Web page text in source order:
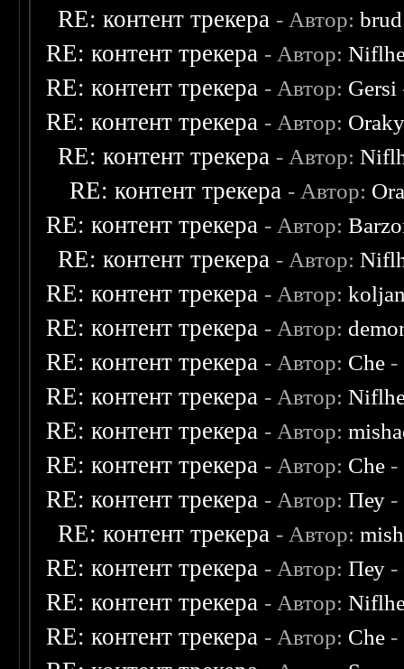
RE: контент трекера - Автор:brud
RE: контент трекера - Автор:
RE: контент трекера - Автор: Gersi
RE: контент трекера - Автор:
RE: контент трекера - Автор:
RE: контент трекера - Автор:
RE: контент трекера - Автор:
RE: контент трекера - Автор:
RE: контент трекера - Автор:
RE: контент трекера - Автор:
RE: контент трекера - Автор: Che -
RE: контент трекера - Автор:
RE: контент трекера - Автор:
RE: контент трекера - Автор: Che -
RE: контент трекера - Автор:Пеу -
RE: контент трекера - Автор:
RE: контент трекера - Автор:Пеу -
RE: контент трекера - Автор:
RE: контент трекера - Автор: Che -